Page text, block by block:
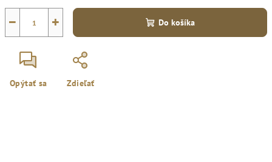
+
− Do košíka
Opýtať sa Zdieľať